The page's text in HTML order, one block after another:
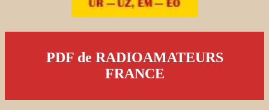
PDF de RADIOAMATEURS
FRANCE